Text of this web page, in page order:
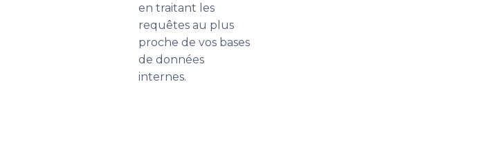
en traitant les
requêtes au plus
proche de vos bases
de données
internes.